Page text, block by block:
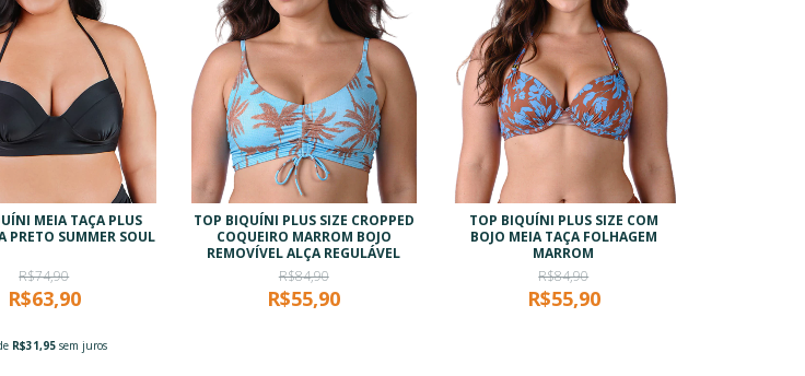
MEIA TAÇA PLUS
PRETO SUMMER SOUL
R$74,90
R$63,90
R$31,95sem juros
TOP BIQUÍNI PLUS SIZE CROPPED
COQUEIRO MARROM BOJO
REMOVÍVEL ALÇA REGULÁVEL
R$84,90
R$55,90
TOP BIQUÍNI PLUS SIZE COM
BOJO MEIA TAÇA FOLHAGEM
MARROM
R$84,90
R$55,90